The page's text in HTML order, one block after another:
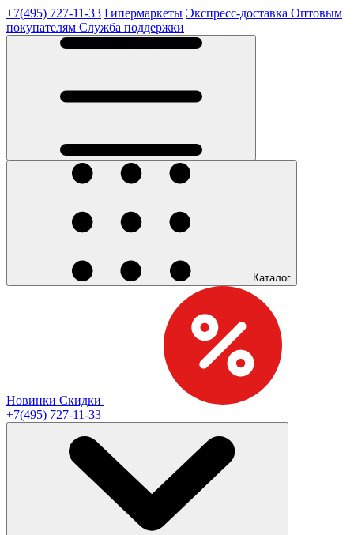
+7(495) 727-11-33 Гипермаркеты Экспресс-доставка Оптовым
покупателям Служба поддержки
Каталог
Новинки Скидки
+7(495) 727-11-33